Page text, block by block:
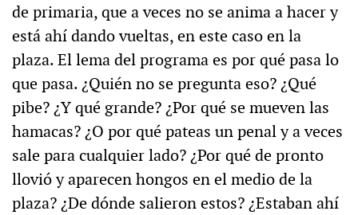
de primaria, que a veces no se anima a hacer y
está ahí dando vueltas, en este caso en la
plaza. El lema del programa es por qué pasa lo
que pasa. ¿Quién no se pregunta eso? ¿Qué
pibe? ¿Y qué grande? ¿Por qué se mueven las
hamacas? ¿O por qué pateas un penal y a veces
sale para cualquier lado? ¿Por qué de pronto
llovió y aparecen hongos en el medio de la
plaza? ¿De dónde salieron estos? ¿Estaban ahí